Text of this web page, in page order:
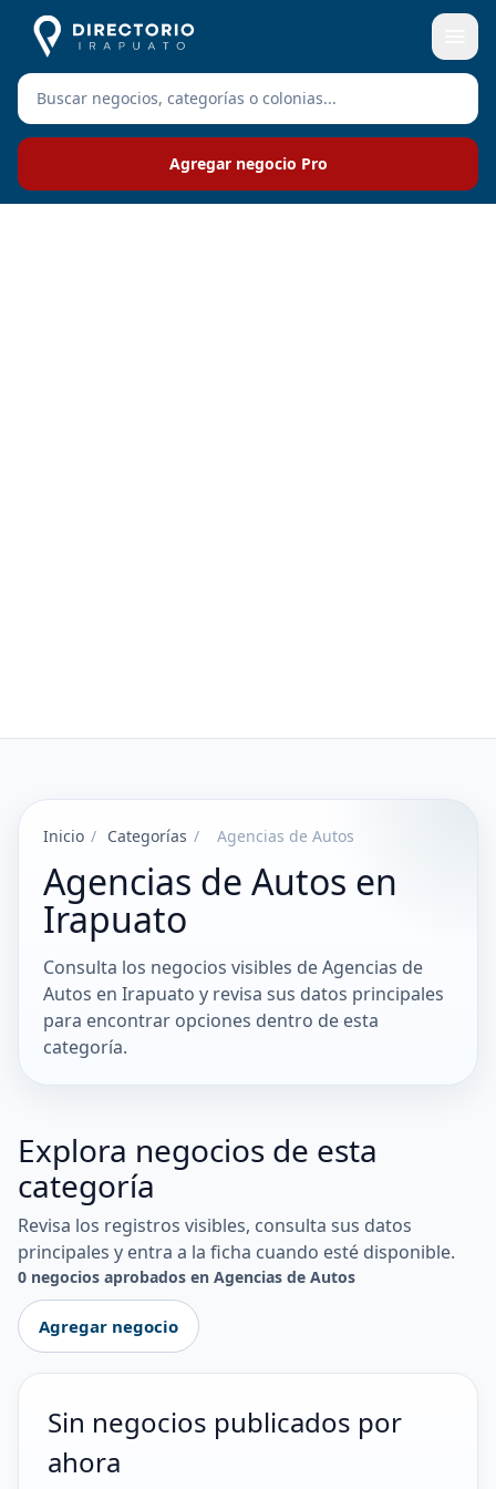
Agregar negocio Pro
Inicio / Categorías / Agencias de Autos
Agencias de Autos en
Irapuato
Consulta los negocios visibles de Agencias de
Autos en Irapuato y revisa sus datos principales
para encontrar opciones dentro de esta
categoría.
Explora negocios de esta
categoría
Revisa los registros visibles, consulta sus datos
principales y entra a la ficha cuando esté disponible.
0 negocios aprobados en Agencias de Autos
Agregar negocio
Sin negocios publicados por
ahora